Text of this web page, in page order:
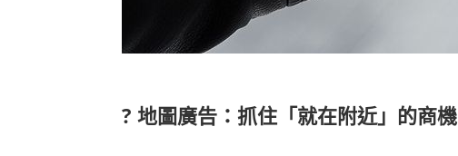
?️ 地圖廣告：抓住「就在附近」的商機